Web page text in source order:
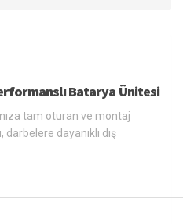
Batarya Ünitesi
tam oturan ve montaj
dayanıklı dış